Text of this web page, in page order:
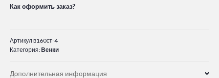
Как оформить заказ?
Артикулв160ст-4
Категория:Венки
Дополнительная информация